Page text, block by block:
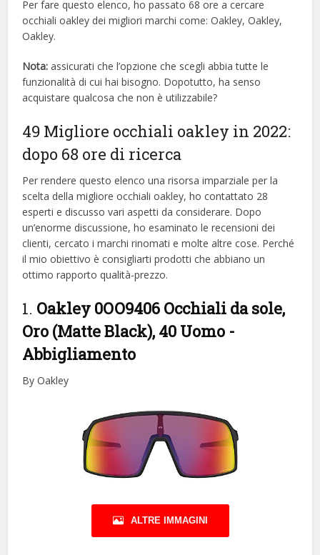
Per fare questo elenco, ho passato 68 ore a cercare
occhiali oakley dei migliori marchi come: Oakley, Oakley,
Oakley.
Nota: assicurati che l’opzione che scegli abbia tutte le
funzionalità di cui hai bisogno. Dopotutto, ha senso
acquistare qualcosa che non è utilizzabile?
49 Migliore occhiali oakley in 2022:
dopo 68 ore di ricerca
Per rendere questo elenco una risorsa imparziale per la
scelta della migliore occhiali oakley, ​​ho contattato 28
esperti e discusso vari aspetti da considerare. Dopo
un’enorme discussione, ho esaminato le recensioni dei
clienti, cercato i marchi rinomati e molte altre cose. Perché
il mio obiettivo è consigliarti prodotti che abbiano un
ottimo rapporto qualità-prezzo.
1. Oakley 0OO9406 Occhiali da sole,
Oro (Matte Black), 40 Uomo -
Abbigliamento
By Oakley
ALTRE IMMAGINI